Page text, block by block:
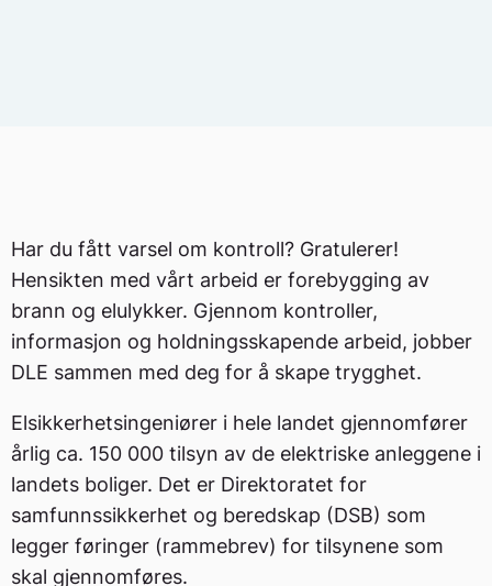
Har du fått varsel om kontroll? Gratulerer!
Hensikten med vårt arbeid er forebygging av
brann og elulykker. Gjennom kontroller,
informasjon og holdningsskapende arbeid, jobber
DLE sammen med deg for å skape trygghet.
Elsikkerhetsingeniører i hele landet gjennomfører
årlig ca. 150 000 tilsyn av de elektriske anleggene i
landets boliger. Det er Direktoratet for
samfunnssikkerhet og beredskap (DSB) som
legger føringer (rammebrev) for tilsynene som
skal gjennomføres.